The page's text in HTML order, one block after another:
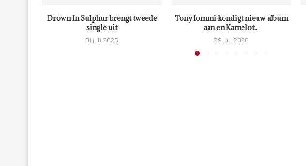
Drown In Sulphur brengt tweede
single uit
31 juli 2026
Tony Iommi kondigt nieuw album
aan en Kamelot...
29 juli 2026